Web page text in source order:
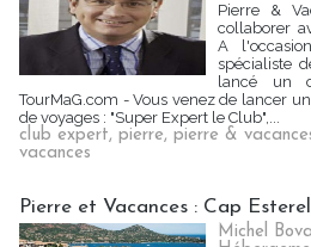
Pierre &
collaborer
A
spécialiste
lancé un
TourMaG.com - Vous venez de lancer
de voyages : "Super Expert le Club",...
club expert, pierre, pierre &
vacances
Pierre et Vacances : Cap
Michel